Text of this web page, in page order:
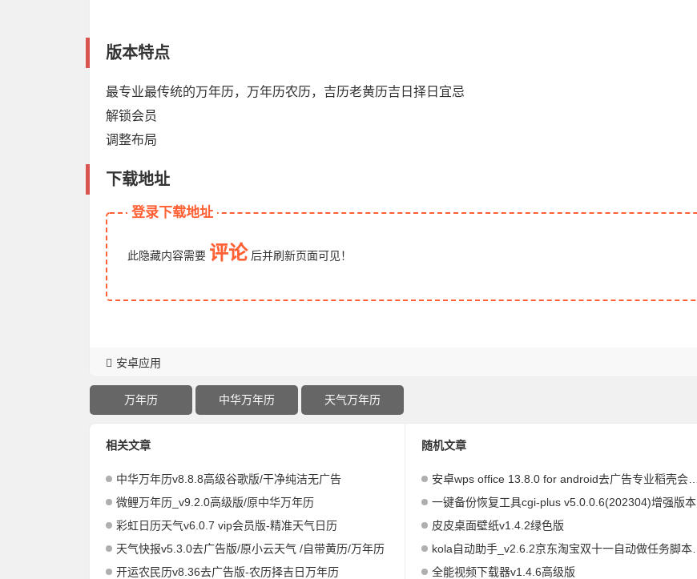
版本特点
最专业最传统的万年历，万年历农历，吉历老黄历吉日择日宜忌
解锁会员
调整布局
下载地址
登录下载地址
此隐藏内容需要 评论 后并刷新页面可见！
安卓应用
万年历 中华万年历 天气万年历
相关文章
中华万年历v8.8.8高级谷歌版/干净纯洁无广告
微鲤万年历_v9.2.0高级版/原中华万年历
彩虹日历天气v6.0.7 vip会员版-精准天气日历
天气快报v5.3.0去广告版/原小云天气 /自带黄历/万年历
开运农民历v8.36去广告版-农历择吉日万年历
随机文章
安卓wps office 13.8.0 for android去广告专业稻壳会员版
一键备份恢复工具cgi-plus v5.0.0.6(202304)增强版本
皮皮桌面壁纸v1.4.2绿色版
kola自动助手_v2.6.2京东淘宝双十一自动做任务脚本助手
全能视频下载器v1.4.6高级版